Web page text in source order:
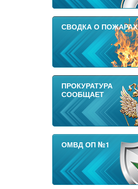
СВОДКА О ПОЖАРАХ
ПРОКУРАТУРА
СООБЩАЕТ
ОМВД ОП №1